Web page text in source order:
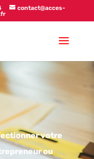
contact@acces-
votre
ou